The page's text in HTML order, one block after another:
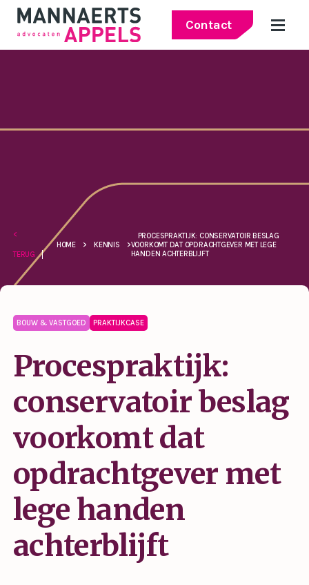
Contact
<
TERUG
HOME > KENNIS >
PROCESPRAKTIJK: CONSERVATOIR BESLAG
VOORKOMT DAT OPDRACHTGEVER MET LEGE
HANDEN ACHTERBLIJFT
BOUW & VASTGOED PRAKTIJKCASE
Procespraktijk:
conservatoir beslag
voorkomt dat
opdrachtgever met
lege handen
achterblijft